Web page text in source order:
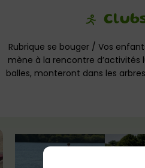
Rubrique se bouger / Vos
mène à la rencontre d’activités
balles, monteront dans les